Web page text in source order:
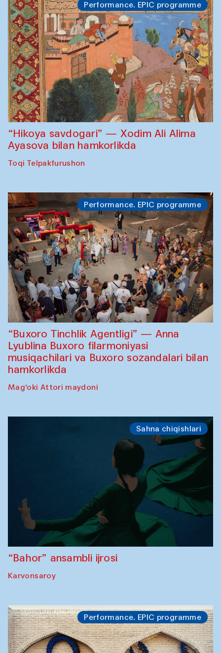
Performance. EPIC programme
“Hikoya savdogari” — Xodim Ali Alima
Ayasova bilan hamkorlikda
Toqi Telpakfurushon
Performance. EPIC programme
“Buxoro Tinchlik Agentligi” — Anna
Lyublina Buxoro filarmoniyasi
musiqachilari va Buxoro sozandalari bilan
hamkorlikda
Mag‘oki Attori maydoni
Sahna chiqishlari
“Bahor” ansambli ijrosi
Karvonsaroy
Performance. EPIC programme